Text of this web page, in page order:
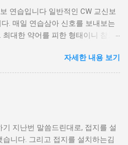
연습입니다 일반적인 CW 교신보
. 매일 연습삼아 신호를 보내보는
대한 약어를 피한 형태이니 참고
HXA 6K2JVA 45 SEOUL 1015Z FEB
HR SEOUL, WX IS 13.5C DEG
WENT OUT ES COMM ON
KOR 3 JAPAN. I THINK, SHOULD
FUN. BT TMR STAY AT HOME.
자세한 내용 보기
기 지난번 말씀드린대로, 접지를 설
습니다. 그리고 접지를 설치하는김